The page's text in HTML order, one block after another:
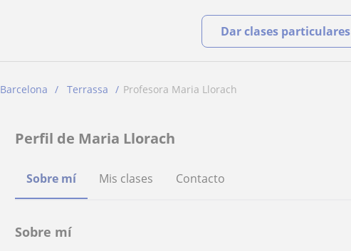
Dar clases particulares
Barcelona Terrassa Profesora Maria Llorach
Perfil de Maria Llorach
Sobre mí Mis clases Contacto
Sobre mí